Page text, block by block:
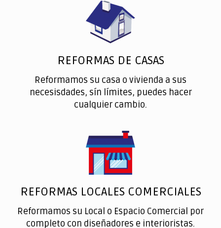
REFORMAS DE CASAS
Reformamos su casa o vivienda a sus
necesisdades, sín límites, puedes hacer
cualquier cambio.
REFORMAS LOCALES COMERCIALES
Reformamos su Local o Espacio Comercial por
completo con diseñadores e interioristas.